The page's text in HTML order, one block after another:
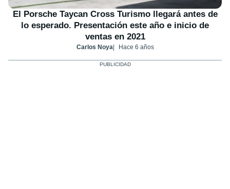
El Porsche Taycan Cross Turismo llegará antes de
lo esperado. Presentación este año e inicio de
ventas en 2021
Carlos Noya Hace 6 años